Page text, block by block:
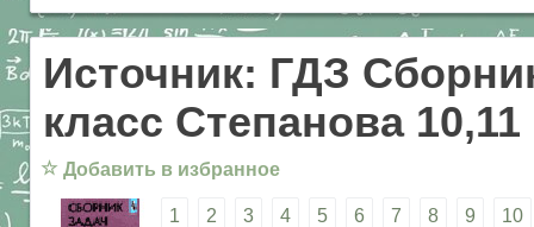
Источник: ГДЗ
класс Степанова 10,11
☆ Добавить в избранное
1 2 3 4 5 6 7 8 9 10